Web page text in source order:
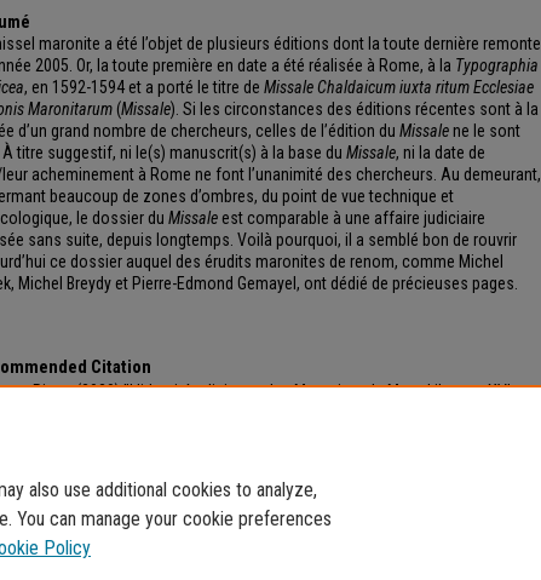
maronite a été l’objet de plusieurs éditions dont la toute dernière remonte
2005. Or, la toute première en date a été réalisée à Rome, à la Typographia
, en 1592-1594 et a porté le titre de Missale Chaldaicum iuxta ritum Ecclesiae
Maronitarum (Missale). Si les circonstances des éditions récentes sont à la
d’un grand nombre de chercheurs, celles de l’édition du Missalene le sont
titre suggestif, ni le(s) manuscrit(s) à la base du Missale, ni la date de
acheminement à Rome ne font l’unanimité des chercheurs. Au demeurant,
beaucoup de zones d’ombres, du point de vue technique et
le dossier du Missale est comparable à une affaire judiciaire
sans suite, depuis longtemps. Voilà pourquoi, il a semblé bon de rouvrir
ce dossier auquel des érudits maronites de renom, comme Michel
Michel Breydy et Pierre-Edmond Gemayel, ont dédié de précieuses pages.
Citation
Pierre (2020) "L’identité religieuse des Maronites du Mont-Liban au XVIe
also use additional cookies to analyze,
You can manage your cookie preferences
Policy